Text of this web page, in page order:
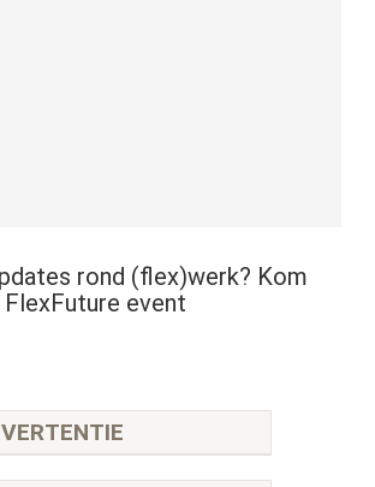
rond (flex)werk? Kom
FlexFuture event